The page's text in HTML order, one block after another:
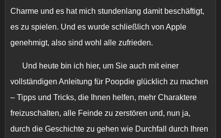
Charme und es hat mich stundenlang damit beschäftigt,
es zu spielen. Und es wurde schließlich von Apple
genehmigt, also sind wohl alle zufrieden.
Und heute bin ich hier, um Sie auch mit einer
vollständigen Anleitung für Poopdie glücklich zu machen
– Tipps und Tricks, die Ihnen helfen, mehr Charaktere
freizuschalten, alle Feinde zu zerstören und, nun ja,
durch die Geschichte zu gehen wie Durchfall durch Ihren